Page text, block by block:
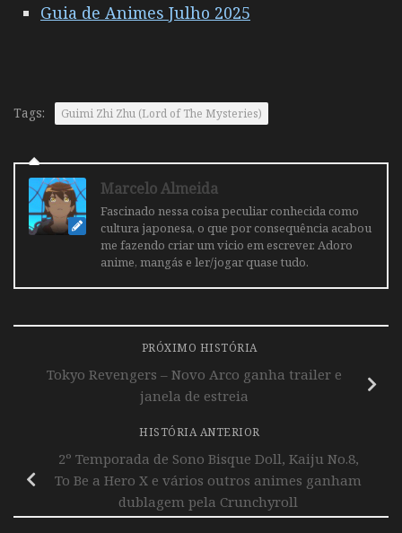
Guia de Animes Julho 2025
Tags: Guimi Zhi Zhu (Lord of The Mysteries)
Marcelo Almeida
Fascinado nessa coisa peculiar conhecida como
cultura japonesa, o que por consequência acabou
me fazendo criar um vicio em escrever. Adoro
anime, mangás e ler/jogar quase tudo.
PRÓXIMO HISTÓRIA
Tokyo Revengers – Novo Arco ganha trailer e
janela de estreia
HISTÓRIA ANTERIOR
2º Temporada de Sono Bisque Doll, Kaiju No.8,
To Be a Hero X e vários outros animes ganham
dublagem pela Crunchyroll